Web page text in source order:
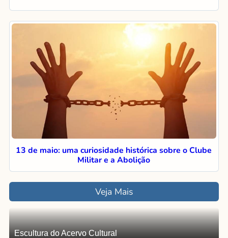
Escultura do Acervo Cultural
Escultura do Acervo Cultural
13 de maio: uma curiosidade histórica sobre o Clube
Militar e a Abolição
Veja Mais